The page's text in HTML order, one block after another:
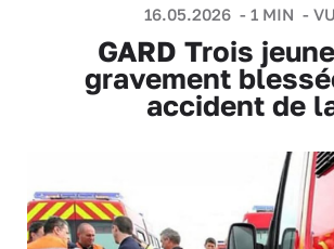
16.05.2026 - 1 MIN -
GARD Trois
gravement
accident de